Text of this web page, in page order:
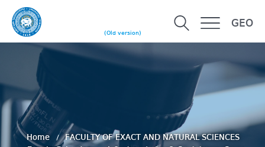
(Old version)
GEO
Home
FACULTY OF EXACT AND NATURAL SCIENCES